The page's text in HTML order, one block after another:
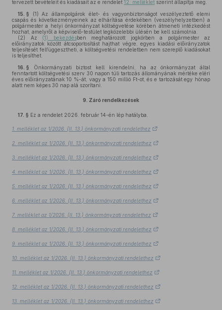
tervezett bevételeit és kiadásait az e rendelet 12. melléklet szerint állapítja meg.
15. § (1) Az állampolgárok élet- és vagyonbiztonságot veszélyeztető elemi
csapás és következményeinek az elhárítása érdekében (veszélyhelyzetben) a
polgármester a helyi önkormányzat költségvetése körében átmeneti intézkedést
hozhat, amelyről a képviselő-testület legközelebbi ülésén be kell számolnia.
(2) Az (1) bekezdésben meghatározott jogkörben a polgármester az
előirányzatok között átcsoportosítást hajthat végre, egyes kiadási előirányzatok
teljesítését felfüggesztheti, a költségvetési rendeletben nem szereplő kiadásokat
is teljesíthet.
16. § Önkormányzati biztost kell kirendelni, ha az önkormányzat által
fenntartott költségvetési szerv 30 napon túli tartozás állományának mértéke eléri
éves előirányzatának 10 %-át, vagy a 150 millió Ft-ot, és e tartozását egy hónap
alatt nem képes 30 nap alá szorítani.
9. Záró rendelkezések
17. § Ez a rendelet 2026. február 14-én lép hatályba.
1. melléklet az 1/2026. (II. 13.) önkormányzati rendelethez
2. melléklet az 1/2026. (II. 13.) önkormányzati rendelethez
3. melléklet az 1/2026. (II. 13.) önkormányzati rendelethez
4. melléklet az 1/2026. (II. 13.) önkormányzati rendelethez
5. melléklet az 1/2026. (II. 13.) önkormányzati rendelethez
6. melléklet az 1/2026. (II. 13.) önkormányzati rendelethez
7. melléklet az 1/2026. (II. 13.) önkormányzati rendelethez
8. melléklet az 1/2026. (II. 13.) önkormányzati rendelethez
9. melléklet az 1/2026. (II. 13.) önkormányzati rendelethez
10. melléklet az 1/2026. (II. 13.) önkormányzati rendelethez
11. melléklet az 1/2026. (II. 13.) önkormányzati rendelethez
12. melléklet az 1/2026. (II. 13.) önkormányzati rendelethez
13. melléklet az 1/2026. (II. 13.) önkormányzati rendelethez